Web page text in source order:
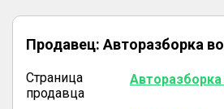
Продавец: Авторазборка
Страница
продавца